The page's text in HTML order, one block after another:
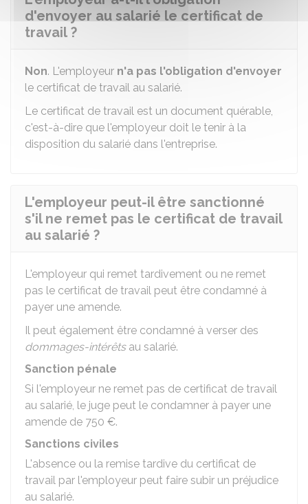
d'envoyer au salarié le certificat de
travail ?
Non. L'employeur n'a pas l'obligation d'envoyer
le certificat de travail au salarié.
Le certificat de travail est un document quérable,
c'est-à-dire que l'employeur doit le tenir à la
disposition du salarié dans l'entreprise.
L'employeur peut-il être sanctionné
s'il ne remet pas le certificat de travail
au salarié ?
L'employeur qui remet tardivement ou ne remet
pas le certificat de travail peut être condamné à
payer une amende.
Il peut également être condamné à verser des
dommages-intérêtsau salarié.
Sanction pénale
Si l'employeur ne remet pas de certificat de travail
au salarié, le juge peut le condamner à payer une
amende de 750 €.
Sanctions civiles
L'absence ou la remise tardive du certificat de
travail par l'employeur peut faire subir un préjudice
au salarié.